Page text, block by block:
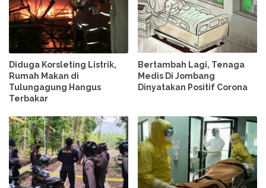
Diduga Korsleting Listrik,
Rumah Makan di
Tulungagung Hangus
Terbakar
Bertambah Lagi, Tenaga
Medis Di Jombang
Dinyatakan Positif Corona